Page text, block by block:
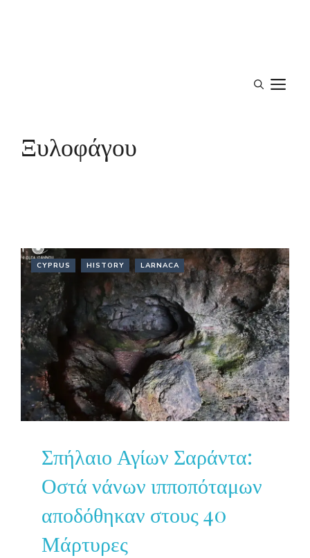
Ξυλοφάγου
CYPRUS HISTORY LARNACA
Σπήλαιο Αγίων Σαράντα:
Οστά νάνων ιπποπόταμων
αποδόθηκαν στους 40
Μάρτυρες